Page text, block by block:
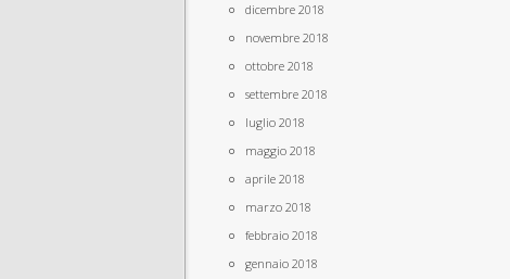
dicembre 2018
novembre 2018
ottobre 2018
settembre 2018
luglio 2018
maggio 2018
aprile 2018
marzo 2018
febbraio 2018
gennaio 2018